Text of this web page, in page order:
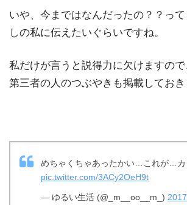
いや、今まではなんだったの？？っ
しの私に伝えたいぐらいですね。
私だけが言うと説得力に欠けますの
第三者の人のつぶやきも掲載しておき
めちゃくちゃあったかい…これが…カ
pic.twitter.com/3ACy2OeH9t
— ゆるい生活 (@_m__oo__m_)